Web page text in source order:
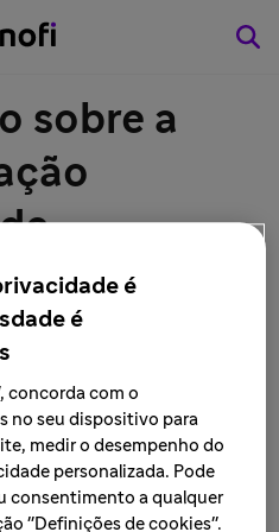
sobre a
mg
revestidos
é
é
concorda com o
no seu dispositivo para
medir o desempenho do
personalizada. Pode
consentimento a qualquer
"Definições de cookies".